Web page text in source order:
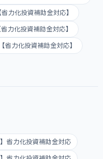
力化投資補助金対応】
力化投資補助金対応】
省力化投資補助金対応】
省力化投資補助金対応